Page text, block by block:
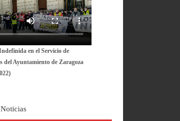
en el Servicio de
del Ayuntamiento de Zaragoza